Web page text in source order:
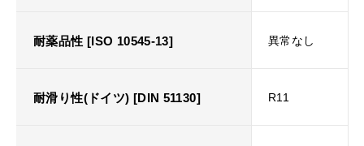
耐薬品性 [ISO 10545-13] 異常なし
耐滑り性(ドイツ) [DIN 51130] R11